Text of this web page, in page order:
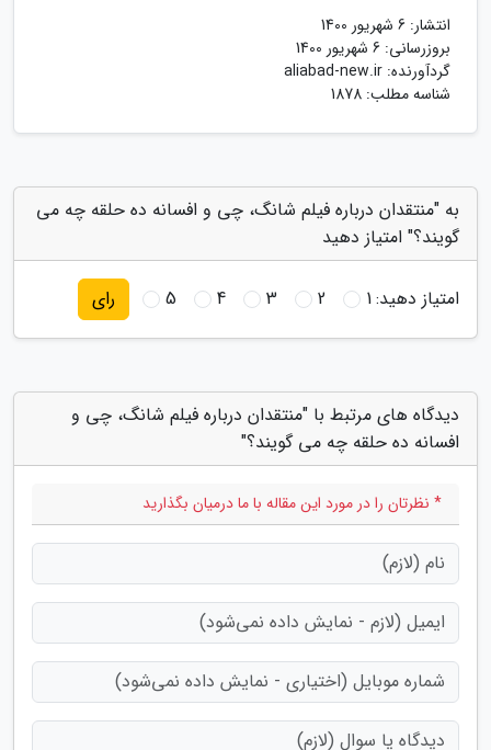
انتشار: 6 شهریور 1400
بروزرسانی: 6 شهریور 1400
گردآورنده: aliabad-new.ir
شناسه مطلب: 1878
به "منتقدان درباره فیلم شانگ، چی و افسانه ده حلقه چه می
گویند؟" امتیاز دهید
امتیاز دهید:1
2
3
4
5 رای
دیدگاه های مرتبط با "منتقدان درباره فیلم شانگ، چی و
افسانه ده حلقه چه می گویند؟"
* نظرتان را در مورد این مقاله با ما درمیان بگذارید